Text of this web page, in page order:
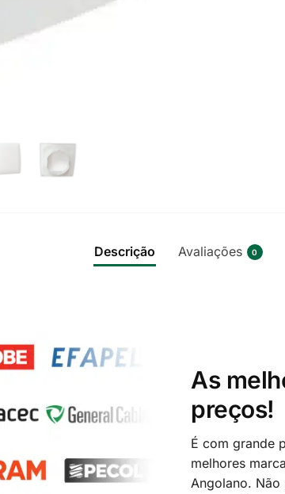
Descrição Avaliações 0
As
preços!
É com grande
melhores
Angolano. Não